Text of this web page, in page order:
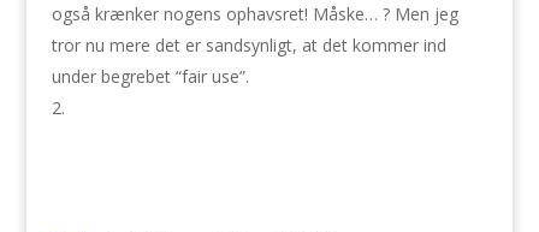
også krænker nogens ophavsret! Måske… ? Men jeg
tror nu mere det er sandsynligt, at det kommer ind
under begrebet “fair use”.